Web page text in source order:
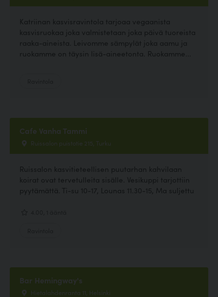
Katriinan kasvisravintola tarjoaa vegaanista
kasvisruokaa joka valmistetaan joka päivä tuoreista
raaka-aineista. Leivomme sämpylät joka aamu ja
ruokamme on täysin lisä-aineetonta. Ruokamme...
Cafe Vanha Tammi
Ruissalon puistotie 215, Turku
Ruissalon kasvitieteellisen puutarhan kahvilaan
koirat ovat tervetulleita sisälle. Vesikuppi tarjottiin
pyytämättä. Ti-su 10-17, Lounas 11.30-15, Ma suljettu
Bar Hemingway's
Hietalahdenranta 11, Helsinki